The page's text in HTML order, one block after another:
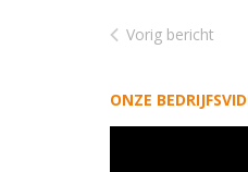
Vorig bericht
ONZE